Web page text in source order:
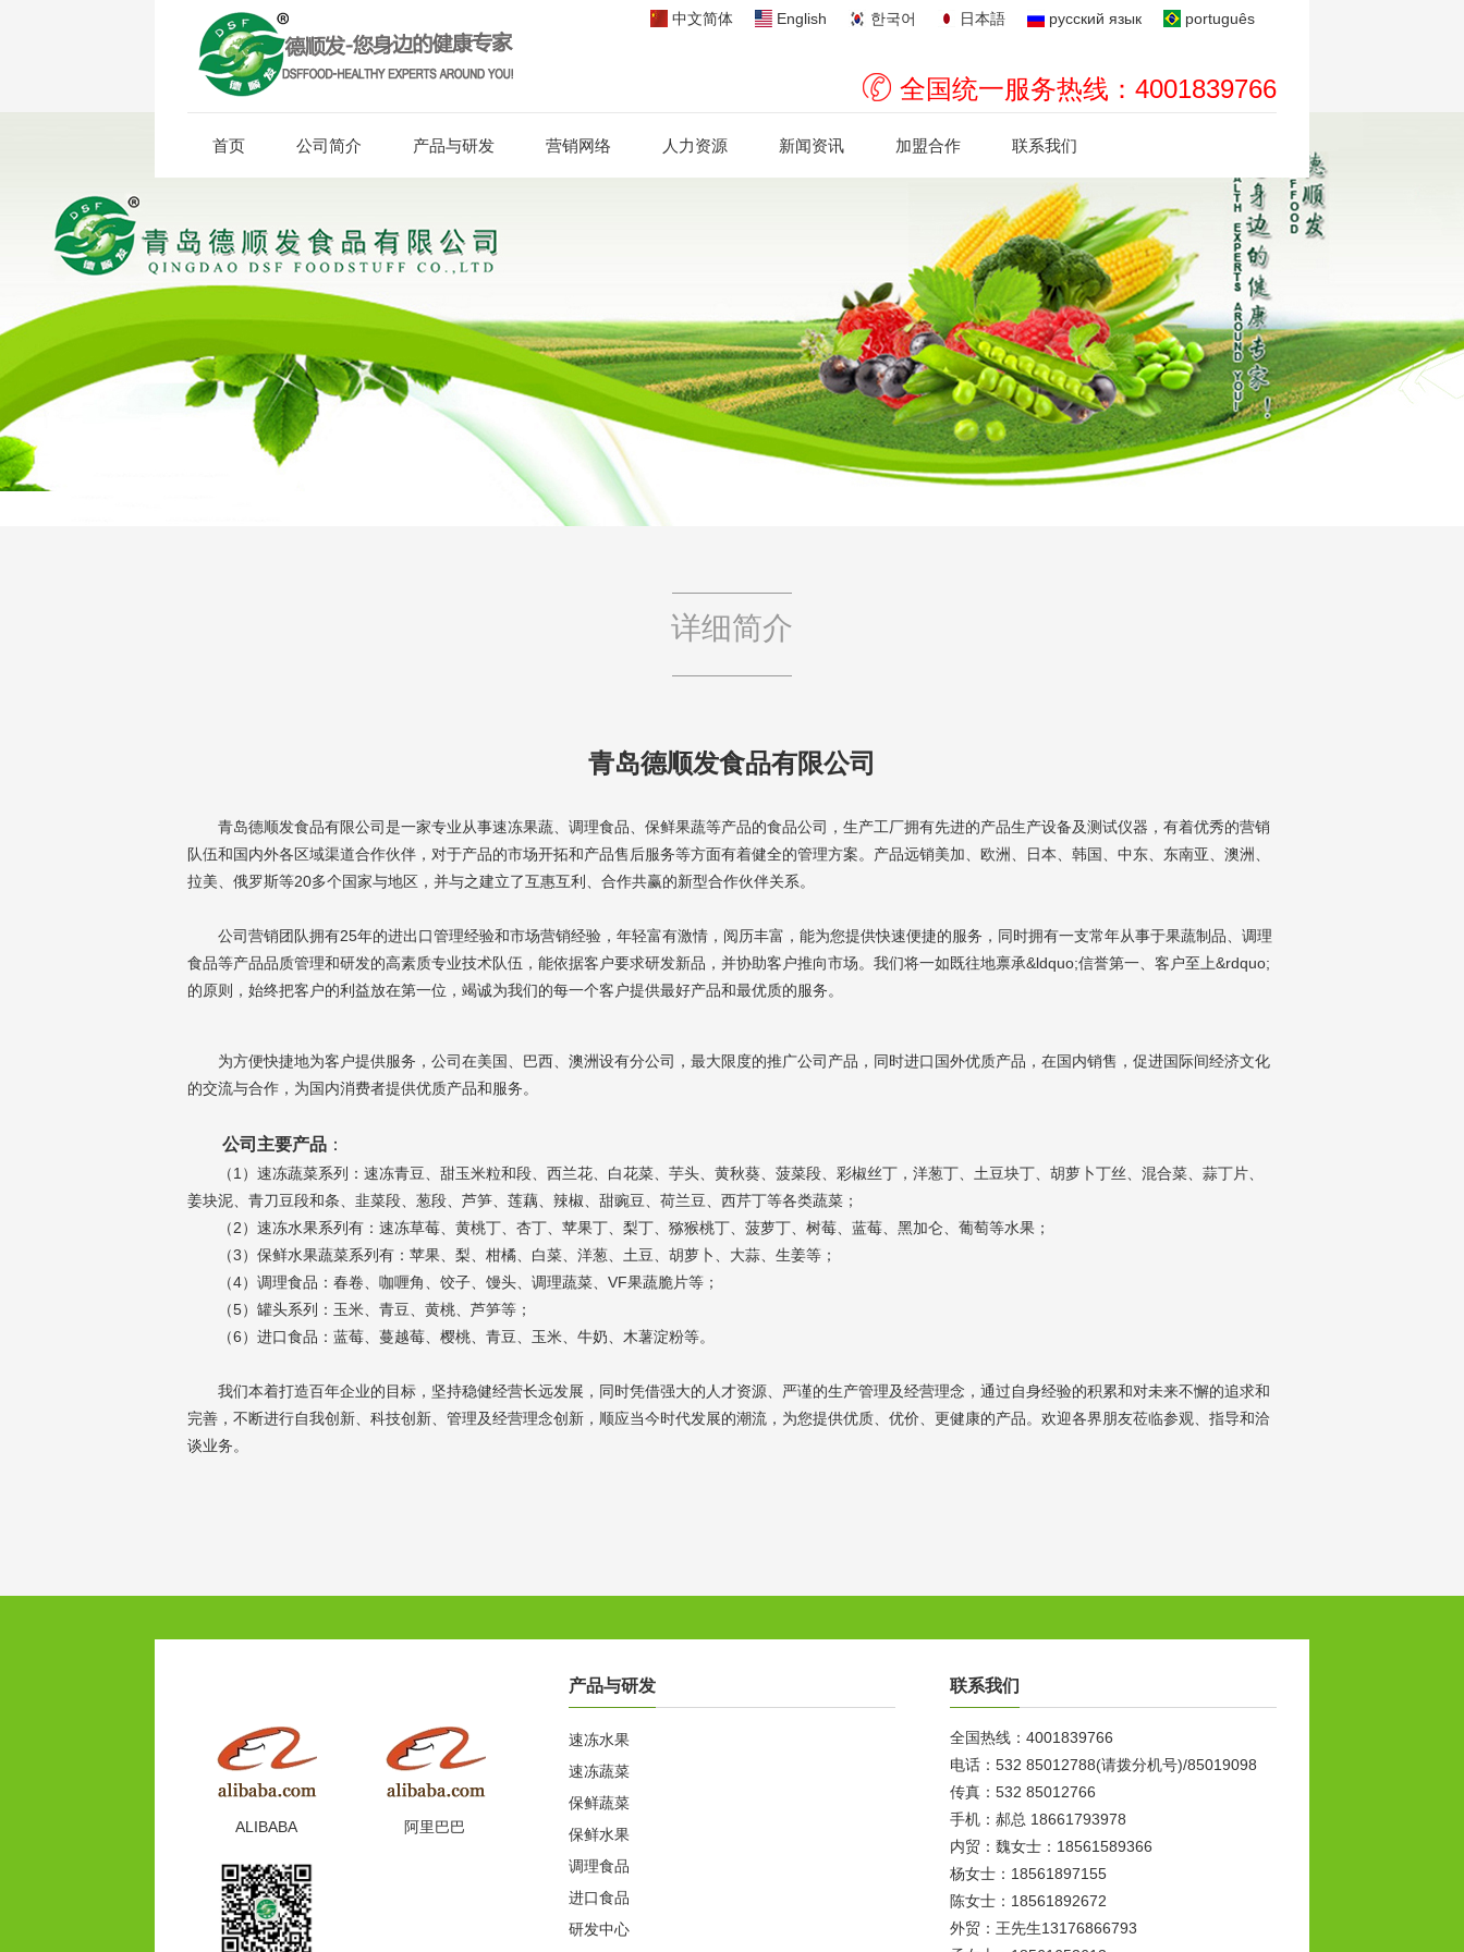
中文简体 English 한국어 日本語 русский язык português
全国统一服务热线：4001839766
首页 公司简介 产品与研发 营销网络 人力资源 新闻资讯 加盟合作 联系我们
详细简介
青岛德顺发食品有限公司
青岛德顺发食品有限公司是一家专业从事速冻果蔬、调理食品、保鲜果蔬等产品的食品公司，生产工厂拥有先进的产品生产设备及测试仪器，有着优秀的营销
队伍和国内外各区域渠道合作伙伴，对于产品的市场开拓和产品售后服务等方面有着健全的管理方案。产品远销美加、欧洲、日本、韩国、中东、东南亚、澳洲、
拉美、俄罗斯等20多个国家与地区，并与之建立了互惠互利、合作共赢的新型合作伙伴关系。
公司营销团队拥有25年的进出口管理经验和市场营销经验，年轻富有激情，阅历丰富，能为您提供快速便捷的服务，同时拥有一支常年从事于果蔬制品、调理
食品等产品品质管理和研发的高素质专业技术队伍，能依据客户要求研发新品，并协助客户推向市场。我们将一如既往地禀承&ldquo;信誉第一、客户至上&rdquo;
的原则，始终把客户的利益放在第一位，竭诚为我们的每一个客户提供最好产品和最优质的服务。
为方便快捷地为客户提供服务，公司在美国、巴西、澳洲设有分公司，最大限度的推广公司产品，同时进口国外优质产品，在国内销售，促进国际间经济文化
的交流与合作，为国内消费者提供优质产品和服务。
公司主要产品 ：
（1）速冻蔬菜系列：速冻青豆、甜玉米粒和段、西兰花、白花菜、芋头、黄秋葵、菠菜段、彩椒丝丁，洋葱丁、土豆块丁、胡萝卜丁丝、混合菜、蒜丁片、
姜块泥、青刀豆段和条、韭菜段、葱段、芦笋、莲藕、辣椒、甜豌豆、荷兰豆、西芹丁等各类蔬菜；
（2）速冻水果系列有：速冻草莓、黄桃丁、杏丁、苹果丁、梨丁、猕猴桃丁、菠萝丁、树莓、蓝莓、黑加仑、葡萄等水果；
（3）保鲜水果蔬菜系列有：苹果、梨、柑橘、白菜、洋葱、土豆、胡萝卜、大蒜、生姜等；
（4）调理食品：春卷、咖喱角、饺子、馒头、调理蔬菜、VF果蔬脆片等；
（5）罐头系列：玉米、青豆、黄桃、芦笋等；
（6）进口食品：蓝莓、蔓越莓、樱桃、青豆、玉米、牛奶、木薯淀粉等。
我们本着打造百年企业的目标，坚持稳健经营长远发展，同时凭借强大的人才资源、严谨的生产管理及经营理念，通过自身经验的积累和对未来不懈的追求和
完善，不断进行自我创新、科技创新、管理及经营理念创新，顺应当今时代发展的潮流，为您提供优质、优价、更健康的产品。欢迎各界朋友莅临参观、指导和洽
谈业务。
ALIBABA 阿里巴巴
产品与研发
速冻水果
速冻蔬菜
保鲜蔬菜
保鲜水果
调理食品
进口食品
研发中心
联系我们
全国热线：4001839766
电话：532 85012788(请拨分机号)/85019098
传真：532 85012766
手机：郝总 18661793978
内贸：魏女士：18561589366
杨女士：18561897155
陈女士：18561892672
外贸：王先生13176866793